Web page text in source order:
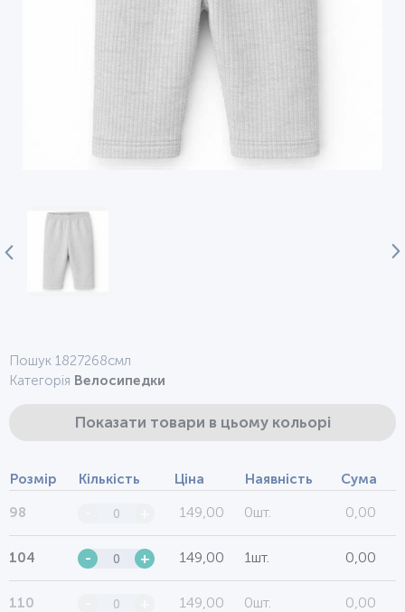
Пошук 1827268смл
Категорія Велосипедки
Показати товари в цьому кольорі
Розмір Кількість Ціна Наявність Сума
98 149,00 0шт. 0,00
104 - + 149,00 1шт. 0,00
110 149,00 0шт. 0,00